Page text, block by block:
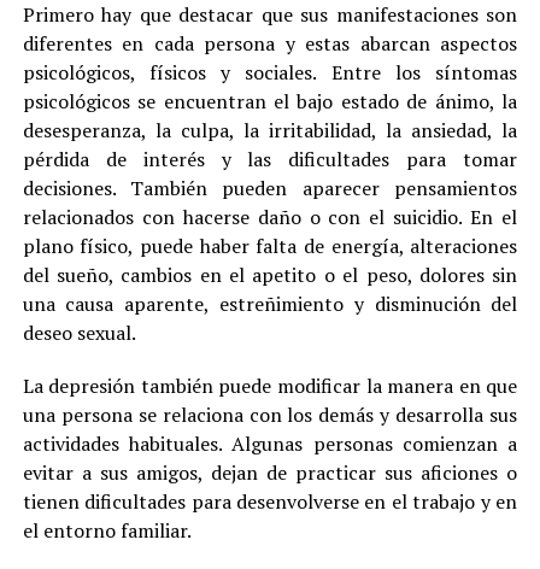
Primero hay que destacar que sus manifestaciones son
diferentes en cada persona y estas abarcan aspectos
psicológicos, físicos y sociales. Entre los síntomas
psicológicos se encuentran el bajo estado de ánimo, la
desesperanza, la culpa, la irritabilidad, la ansiedad, la
pérdida de interés y las dificultades para tomar
decisiones. También pueden aparecer pensamientos
relacionados con hacerse daño o con el suicidio. En el
plano físico, puede haber falta de energía, alteraciones
del sueño, cambios en el apetito o el peso, dolores sin
una causa aparente, estreñimiento y disminución del
deseo sexual.
La depresión también puede modificar la manera en que
una persona se relaciona con los demás y desarrolla sus
actividades habituales. Algunas personas comienzan a
evitar a sus amigos, dejan de practicar sus aficiones o
tienen dificultades para desenvolverse en el trabajo y en
el entorno familiar.